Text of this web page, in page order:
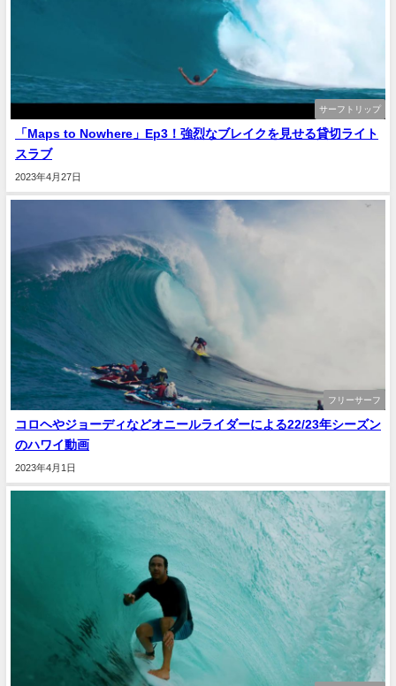
サーフトリップ
「Maps to Nowhere」Ep3！強烈なブレイクを見せる貸切ライト
スラブ
2023年4月27日
フリーサーフ
コロヘやジョーディなどオニールライダーによる22/23年シーズン
のハワイ動画
2023年4月1日